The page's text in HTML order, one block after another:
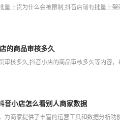
的商品审核多久
音小店怎么看别人商家数据